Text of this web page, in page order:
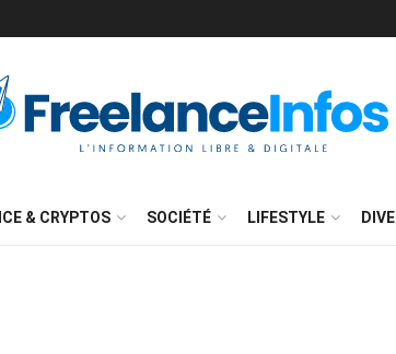
& CRYPTOS SOCIÉTÉ LIFESTYLE